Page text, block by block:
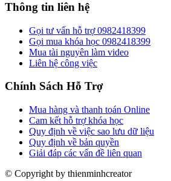
Thông tin liên hệ
Gọi tư vấn hỗ trợ 0982418399
Gọi mua khóa học 0982418399
Mua tài nguyên làm video
Liên hệ công việc
Chính Sách Hỗ Trợ
Mua hàng và thanh toán Online
Cam kết hỗ trợ khóa học
Quy định về việc sao lưu dữ liệu
Quy định về bản quyền
Giải đáp các vấn đề liên quan
© Copyright by thienminhcreator